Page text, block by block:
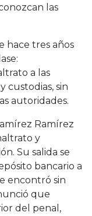
las
hace tres años
a las
custodias, sin
autoridades.
Ramírez
y
Su salida se
bancario a
encontró sin
que
del penal,